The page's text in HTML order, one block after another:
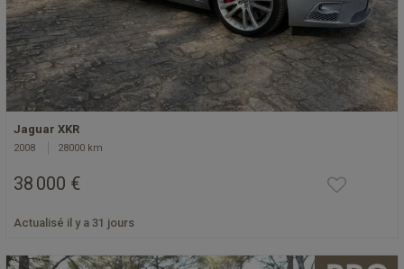
Jaguar XKR
2008 28000 km
38 000 €
Actualisé il y a 31 jours